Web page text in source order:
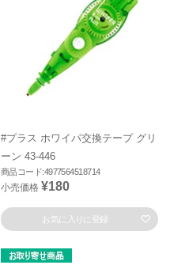
#プラス ホワイパ交換テープ グリ
ーン 43-446
商品コード:4977564518714
小売価格 ¥180
お気に入りに登録